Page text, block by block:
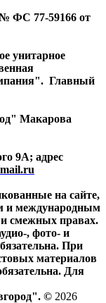
ФС 77-59166 от
унитарное
Главный
Макарова
9А; адрес
на сайте,
и международным
и смежных правах.
, фото- и
При
материалов
Для
© 2026